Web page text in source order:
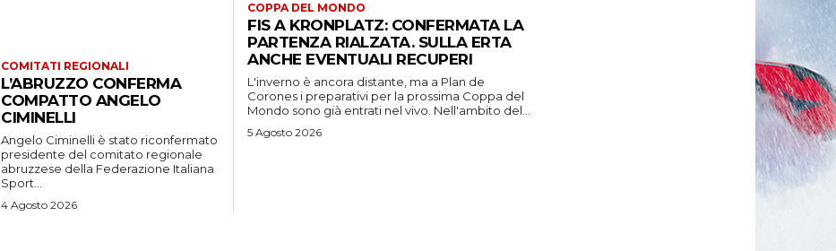
COMITATI REGIONALI
L’ABRUZZO CONFERMA
COMPATTO ANGELO
CIMINELLI
Angelo Ciminelli è stato riconfermato
presidente del comitato regionale
abruzzese della Federazione Italiana
Sport...
4 Agosto 2026
COPPA DEL MONDO
FIS A KRONPLATZ: CONFERMATA LA
PARTENZA RIALZATA. SULLA ERTA
ANCHE EVENTUALI RECUPERI
L'inverno è ancora distante, ma a Plan de
Corones i preparativi per la prossima Coppa del
Mondo sono già entrati nel vivo. Nell'ambito del...
5 Agosto 2026